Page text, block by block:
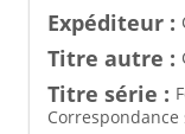
Expéditeur :
Titre autre :
Titre série :